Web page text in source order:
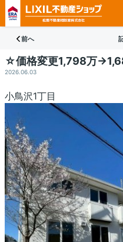
前へ
☆価格変更1,798万
2026.06.03
小鳥沢1丁目